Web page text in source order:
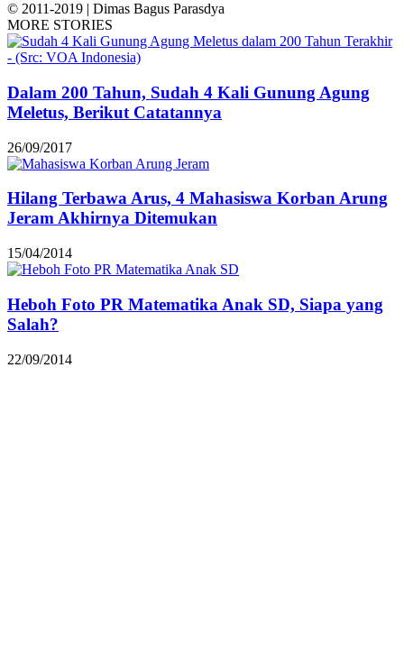
© 2011-2019 | Dimas Bagus Parasdya
MORE STORIES
Dalam 200 Tahun, Sudah 4 Kali Gunung Agung
Meletus, Berikut Catatannya
26/09/2017
Hilang Terbawa Arus, 4 Mahasiswa Korban Arung
Jeram Akhirnya Ditemukan
15/04/2014
Heboh Foto PR Matematika Anak SD, Siapa yang
Salah?
22/09/2014